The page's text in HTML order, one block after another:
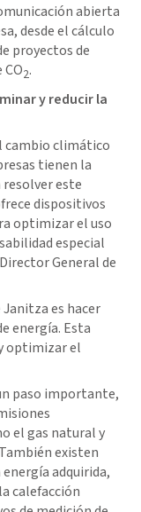
abierta
desde el cálculo
proyectos de
2.
y reducir la
cambio climático
tienen la
este
dispositivos
optimizar el uso
especial
General de
es hacer
energía. Esta
optimizar el
paso importante,
el gas natural y
existen
adquirida,
calefacción